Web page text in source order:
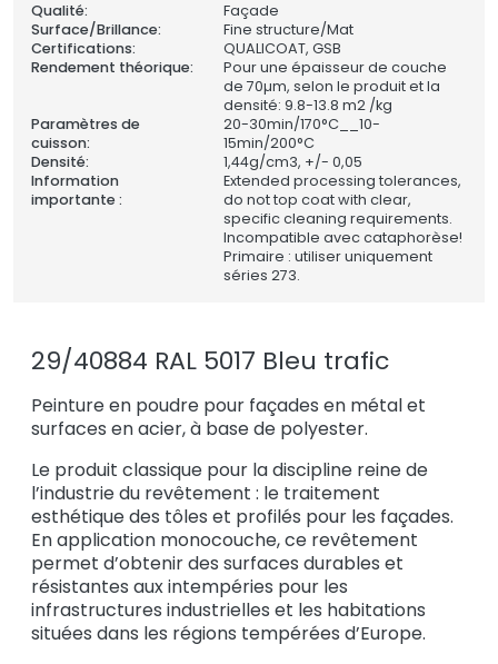
Qualité:
Façade
Surface/Brillance:
Fine structure/Mat
Certifications:
QUALICOAT, GSB
Rendement théorique:
Pour une épaisseur de couche
de 70µm, selon le produit et la
densité: 9.8-13.8 m2 /kg
Paramètres de
cuisson:
20-30min/170°C__10-
15min/200°C
Densité:
1,44g/cm3, +/- 0,05
Information
importante :
Extended processing tolerances,
do not top coat with clear,
specific cleaning requirements.
Incompatible avec cataphorèse!
Primaire : utiliser uniquement
séries 273.
29/40884 RAL 5017 Bleu trafic
Peinture en poudre pour façades en métal et
surfaces en acier, à base de polyester.
Le produit classique pour la discipline reine de
l’industrie du revêtement : le traitement
esthétique des tôles et profilés pour les façades.
En application monocouche, ce revêtement
permet d’obtenir des surfaces durables et
résistantes aux intempéries pour les
infrastructures industrielles et les habitations
situées dans les régions tempérées d’Europe.